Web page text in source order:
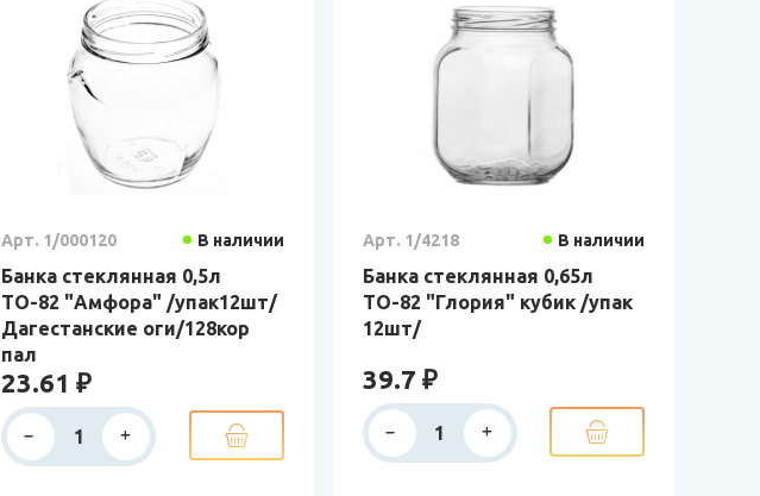
Арт. 1/000120 В наличии
Банка стеклянная 0,5л
ТО-82 "Амфора" /упак12шт/
Дагестанские оги/128кор
пал
23.61 ₽
Арт. 1/4218 В наличии
Банка стеклянная 0,65л
ТО-82 "Глория" кубик /упак
12шт/
39.7 ₽